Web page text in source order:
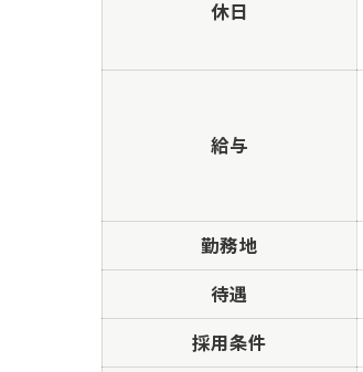
休日
給与
勤務地
待遇
採用条件